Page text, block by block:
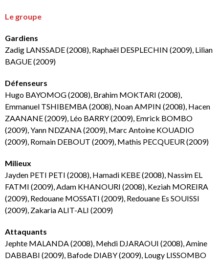
Le groupe
Gardiens
Zadig LANSSADE (2008), Raphaël DESPLECHIN (2009), Lilian
BAGUE (2009)
Défenseurs
Hugo BAYOMOG (2008), Brahim MOKTARI (2008),
Emmanuel TSHIBEMBA (2008), Noan AMPIN (2008), Hacen
ZAANANE (2009), Léo BARRY (2009), Emrick BOMBO
(2009), Yann NDZANA (2009), Marc Antoine KOUADIO
(2009), Romain DEBOUT (2009), Mathis PECQUEUR (2009)
Milieux
Jayden PETI PETI (2008), Hamadi KEBE (2008), Nassim EL
FATMI (2009), Adam KHANOURI (2008), Keziah MOREIRA
(2009), Redouane MOSSATI (2009), Redouane Es SOUISSI
(2009), Zakaria ALIT-ALI (2009)
Attaquants
Jephte MALANDA (2008), Mehdi DJARAOUI (2008), Amine
DABBABI (2009), Bafode DIABY (2009), Lougy LISSOMBO